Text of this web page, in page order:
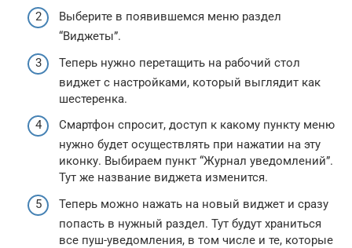
Выберите в появившемся меню раздел
“Виджеты”.
Теперь нужно перетащить на рабочий стол
виджет с настройками, который выглядит как
шестеренка.
Смартфон спросит, доступ к какому пункту меню
нужно будет осуществлять при нажатии на эту
иконку. Выбираем пункт “Журнал уведомлений”.
Тут же название виджета изменится.
Теперь можно нажать на новый виджет и сразу
попасть в нужный раздел. Тут будут храниться
все пуш-уведомления, в том числе и те, которые